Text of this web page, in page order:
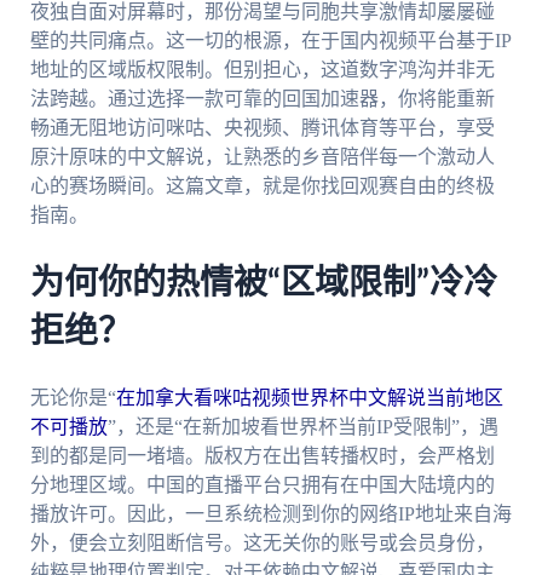
夜独自面对屏幕时，那份渴望与同胞共享激情却屡屡碰
壁的共同痛点。这一切的根源，在于国内视频平台基于IP
地址的区域版权限制。但别担心，这道数字鸿沟并非无
法跨越。通过选择一款可靠的回国加速器，你将能重新
畅通无阻地访问咪咕、央视频、腾讯体育等平台，享受
原汁原味的中文解说，让熟悉的乡音陪伴每一个激动人
心的赛场瞬间。这篇文章，就是你找回观赛自由的终极
指南。
为何你的热情被“区域限制”冷冷
拒绝？
无论你是“在加拿大看咪咕视频世界杯中文解说当前地区
不可播放”，还是“在新加坡看世界杯当前IP受限制”，遇
到的都是同一堵墙。版权方在出售转播权时，会严格划
分地理区域。中国的直播平台只拥有在中国大陆境内的
播放许可。因此，一旦系统检测到你的网络IP地址来自海
外，便会立刻阻断信号。这无关你的账号或会员身份，